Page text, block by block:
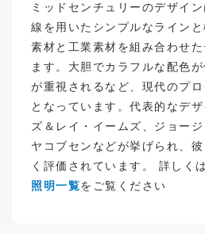
ミッドセンチュリーのデザイ
線を用いたシンプルなライン
素材と工業素材を組み合わせ
ます。大胆でカラフルな配色
が重視されるなど、現代のプ
となっています。代表的なデ
ズ＆レイ・イームズ、ジョー
ヤコブセンなどが挙げられ、
く評価されています。 詳しくは
照明一覧をご覧ください